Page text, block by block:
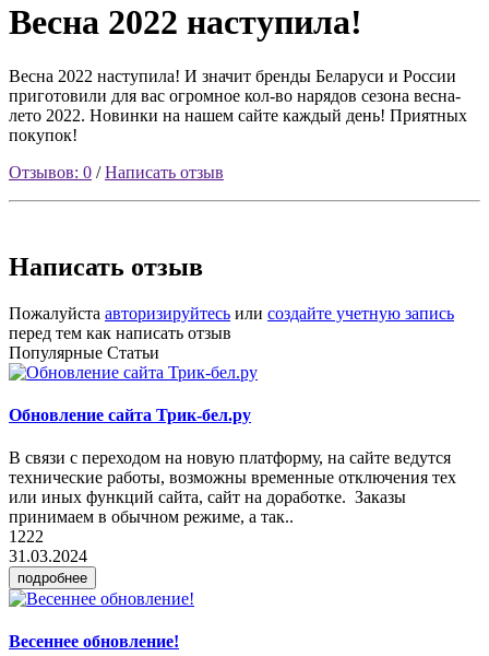
Весна 2022 наступила!
Весна 2022 наступила! И значит бренды Беларуси и России
приготовили для вас огромное кол-во нарядов сезона весна-
лето 2022. Новинки на нашем сайте каждый день! Приятных
покупок!
Отзывов: 0 /Написать отзыв
Написать отзыв
Пожалуйста авторизируйтесь или создайте учетную запись
перед тем как написать отзыв
Популярные Статьи
Обновление сайта Трик-бел.ру
В связи с переходом на новую платформу, на сайте ведутся
технические работы, возможны временные отключения тех
или иных функций сайта, сайт на доработке. Заказы
принимаем в обычном режиме, а так..
1222
31.03.2024
подробнее
Весеннее обновление!